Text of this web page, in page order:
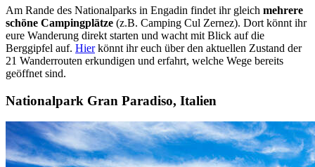
Am Rande des Nationalparks in Engadin findet ihr gleich mehrere
schöne Campingplätze (z.B. Camping Cul Zernez). Dort könnt ihr
eure Wanderung direkt starten und wacht mit Blick auf die
Berggipfel auf. Hierkönnt ihr euch über den aktuellen Zustand der
21 Wanderrouten erkundigen und erfahrt, welche Wege bereits
geöffnet sind.
Nationalpark Gran Paradiso, Italien